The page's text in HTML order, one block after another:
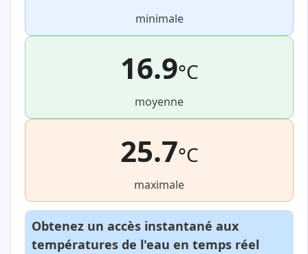
minimale
16.9°C
moyenne
25.7°C
maximale
Obtenez un accès instantané aux
températures de l'eau en temps réel